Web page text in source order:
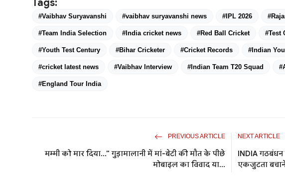
Tags:
#Vaibhav Suryavanshi #vaibhav suryavanshi news #IPL 2026
#Team India Selection #India cricket news #Red Ball Cricket #Test
#Youth Test Century #Bihar Cricketer #Cricket Records #Indian
#cricket latest news #Vaibhav Interview #Indian Team T20 Squad
#England Tour India
PREVIOUS ARTICLE
मम्मी को मार दिया..." गुड़ामालानी में मां-बेटी की मौत के पीछे
मोबाइल का विवाद या...
NEXT ARTICLE
INDIA
एकजुटता बचाने